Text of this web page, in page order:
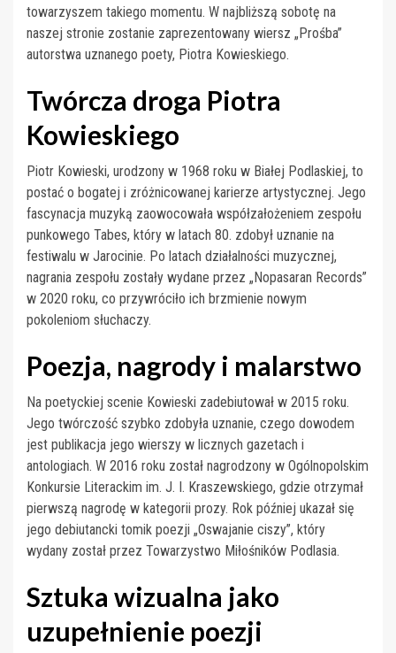
towarzyszem takiego momentu. W najbliższą sobotę na
naszej stronie zostanie zaprezentowany wiersz „Prośba”
autorstwa uznanego poety, Piotra Kowieskiego.
Twórcza droga Piotra
Kowieskiego
Piotr Kowieski, urodzony w 1968 roku w Białej Podlaskiej, to
postać o bogatej i zróżnicowanej karierze artystycznej. Jego
fascynacja muzyką zaowocowała współzałożeniem zespołu
punkowego Tabes, który w latach 80. zdobył uznanie na
festiwalu w Jarocinie. Po latach działalności muzycznej,
nagrania zespołu zostały wydane przez „Nopasaran Records”
w 2020 roku, co przywróciło ich brzmienie nowym
pokoleniom słuchaczy.
Poezja, nagrody i malarstwo
Na poetyckiej scenie Kowieski zadebiutował w 2015 roku.
Jego twórczość szybko zdobyła uznanie, czego dowodem
jest publikacja jego wierszy w licznych gazetach i
antologiach. W 2016 roku został nagrodzony w Ogólnopolskim
Konkursie Literackim im. J. I. Kraszewskiego, gdzie otrzymał
pierwszą nagrodę w kategorii prozy. Rok później ukazał się
jego debiutancki tomik poezji „Oswajanie ciszy”, który
wydany został przez Towarzystwo Miłośników Podlasia.
Sztuka wizualna jako
uzupełnienie poezji